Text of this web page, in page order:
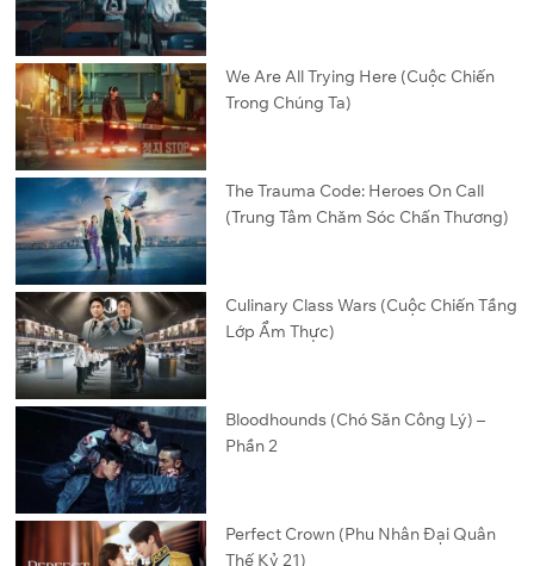
We Are All Trying Here (Cuộc Chiến
Trong Chúng Ta)
The Trauma Code: Heroes On Call
(Trung Tâm Chăm Sóc Chấn Thương)
Culinary Class Wars (Cuộc Chiến Tầng
Lớp Ẩm Thực)
Bloodhounds (Chó Săn Công Lý) –
Phần 2
Perfect Crown (Phu Nhân Đại Quân
Thế Kỷ 21)